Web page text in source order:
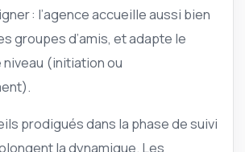
: l’agence accueille aussi bien
groupes d’amis, et adapte le
(initiation ou
prodigués dans la phase de suivi
la dynamique. Les